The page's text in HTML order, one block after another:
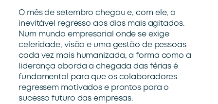
O mês de setembro chegou e, com ele, o
inevitável regresso aos dias mais agitados.
Num mundo empresarial onde se exige
celeridade, visão e uma gestão de pessoas
cada vez mais humanizada, a forma como a
liderança aborda a chegada das férias é
fundamental para que os colaboradores
regressem motivados e prontos para o
sucesso futuro das empresas.